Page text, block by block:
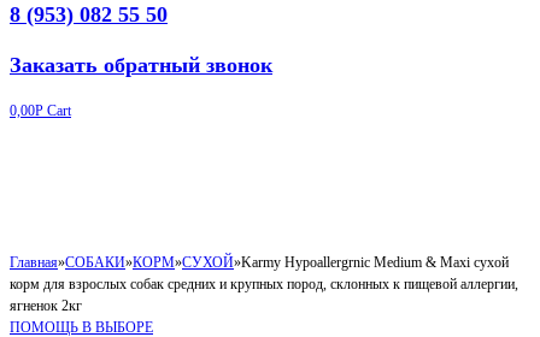
8 (953) 082 55 50
Заказать обратный звонок
0,00Р Cart
Главная»СОБАКИ»КОРМ»СУХОЙ»Karmy Hypoallergrnic Medium & Maxi сухой
корм для взрослых собак средних и крупных пород, склонных к пищевой аллергии,
ягненок 2кг
ПОМОЩЬ В ВЫБОРЕ